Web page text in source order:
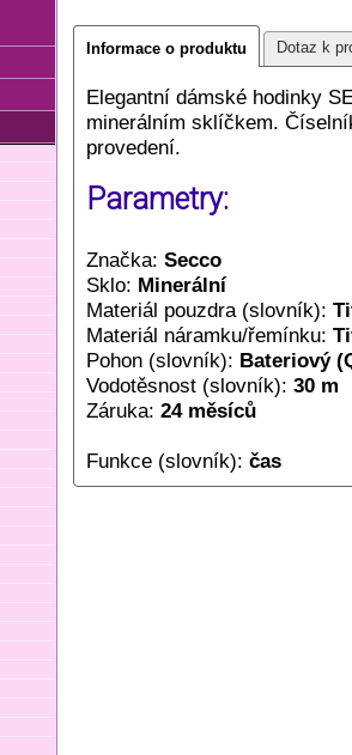
Informace o produktu Dotaz k
Elegantní dámské hodinky
minerálním sklíčkem.
provedení.
Parametry:
Značka: Secco
Sklo: Minerální
Materiál pouzdra (slovník):
Materiál náramku/řemínku:
Pohon (slovník): Bateriový
Vodotěsnost (slovník): 30 m
Záruka: 24 měsíců
Funkce (slovník): čas